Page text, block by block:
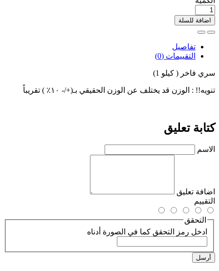
اضافة للسلة
تفاصيل
التقييمات (0)
سري فاخر ( كيلو 1)
تنويه!! : الوزن قد يختلف عن الوزن الحقيقي بـ(+/- ١٠٪ )‎ تقريباً
كتابة تعليق
الاسم
اضافة تعليق
التقييم
التحقق
ادخل رمز التحقق كما في الصورة أدناه
أرسل